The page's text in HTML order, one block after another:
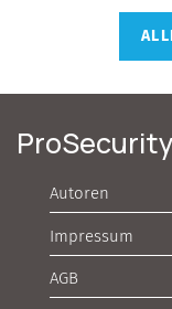
Autoren
Impressum
AGB